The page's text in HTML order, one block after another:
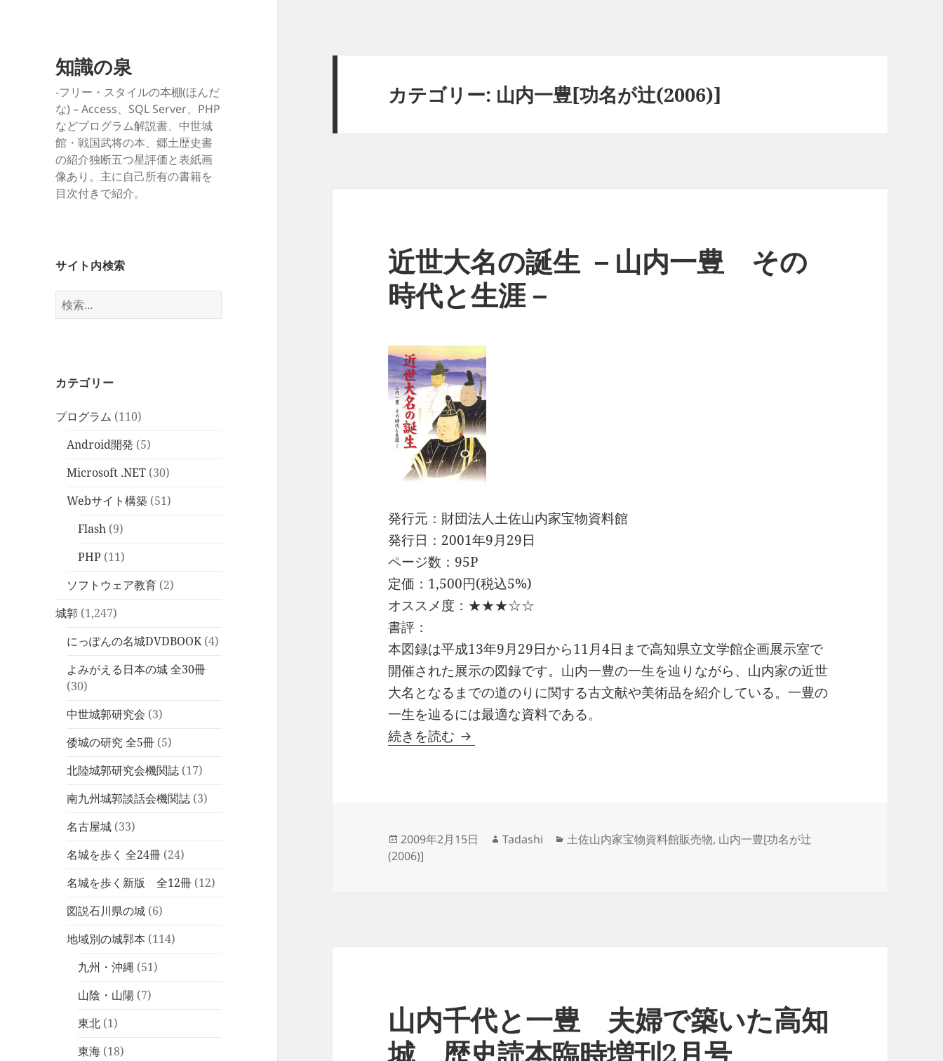
知識の泉
-フリー・スタイルの本棚(ほんだ
な) – Access、SQL Server、PHP
などプログラム解説書、中世城
館・戦国武将の本、郷土歴史書
の紹介独断五つ星評価と表紙画
像あり。主に自己所有の書籍を
目次付きで紹介。
サイト内検索
検
索:
カテゴリー
プログラム (110)
Android開発 (5)
Microsoft .NET (30)
Webサイト構築 (51)
Flash (9)
PHP (11)
ソフトウェア教育 (2)
城郭 (1,247)
にっぽんの名城DVDBOOK(4)
よみがえる日本の城 全30冊
(30)
中世城郭研究会 (3)
倭城の研究 全5冊 (5)
北陸城郭研究会機関誌 (17)
南九州城郭談話会機関誌 (3)
名古屋城 (33)
名城を歩く 全24冊 (24)
名城を歩く新版 全12冊 (12)
図説石川県の城 (6)
地域別の城郭本 (114)
九州・沖縄 (51)
山陰・山陽 (7)
東北 (1)
東海 (18)
カテゴリー: 山内一豊[功名が辻(2006)]
近世大名の誕生 －山内一豊 その
時代と生涯－
発行元：財団法人土佐山内家宝物資料館
発行日：2001年9月29日
ページ数：95P
定価：1,500円(税込5%)
オススメ度：★★★☆☆
書評：
本図録は平成13年9月29日から11月4日まで高知県立文学館企画展示室で
開催された展示の図録です。山内一豊の一生を辿りながら、山内家の近世
大名となるまでの道のりに関する古文献や美術品を紹介している。一豊の
一生を辿るには最適な資料である。
続きを読む 近世大名の誕生 －山内一豊 その時代と生涯－
投
稿
2009年2月15日
作
Tadashi
カ
土佐山内家宝物資料館販売物, 山内一豊[功名が辻
(2006)]
山内千代と一豊 夫婦で築いた高知
城 歴史読本臨時増刊2月号